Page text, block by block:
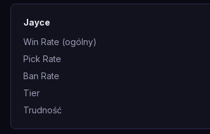
Jayce
Win Rate (ogólny)
Pick Rate
Ban Rate
Tier
Trudność